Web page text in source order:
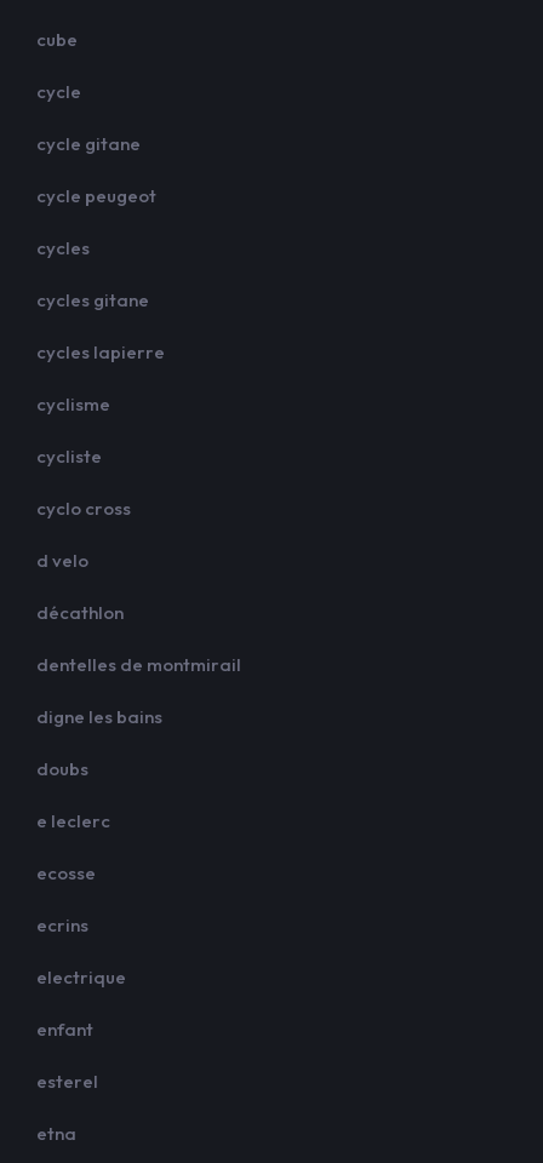
cube
cycle
cycle gitane
cycle peugeot
cycles
cycles gitane
cycles lapierre
cyclisme
cycliste
cyclo cross
d velo
décathlon
dentelles de montmirail
digne les bains
doubs
e leclerc
ecosse
ecrins
electrique
enfant
esterel
etna